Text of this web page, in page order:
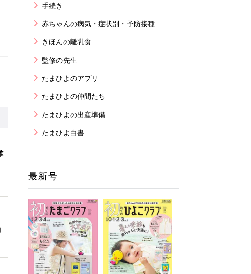
手続き
赤ちゃんの病気・症状別・予防接種
きほんの離乳食
監修の先生
たまひよのアプリ
たまひよの仲間たち
たまひよの出産準備
たまひよ白書
最新号